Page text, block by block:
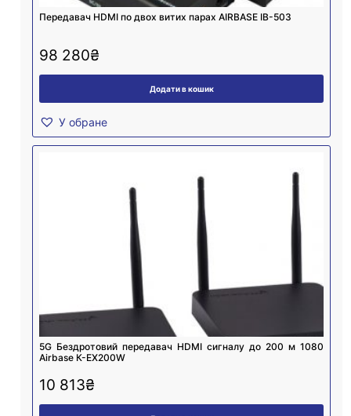
Передавач HDMI по двох витих парах AIRBASE IB-503
98 280₴
Додати в кошик
У обране
5G Бездротовий передавач HDMI сигналу до 200 м 1080
Airbase К-EX200W
10 813₴